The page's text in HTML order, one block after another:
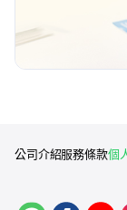
公司介紹服務條款個
L y